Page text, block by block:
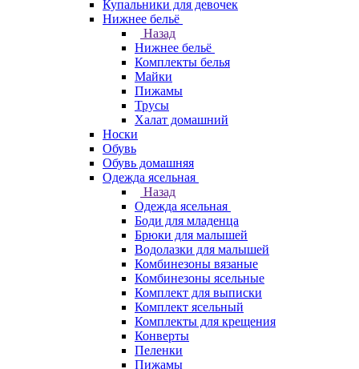
Купальники для девочек
Нижнее бельё
Назад
Нижнее бельё
Комплекты белья
Майки
Пижамы
Трусы
Халат домашний
Носки
Обувь
Обувь домашняя
Одежда ясельная
Назад
Одежда ясельная
Боди для младенца
Брюки для малышей
Водолазки для малышей
Комбинезоны вязаные
Комбинезоны ясельные
Комплект для выписки
Комплект ясельный
Комплекты для крещения
Конверты
Пеленки
Пижамы